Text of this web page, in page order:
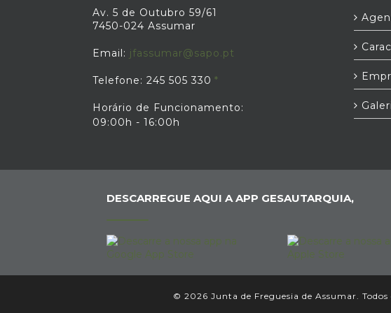
Av. 5 de Outubro 59/61
7450-024 Assumar
Email: jfassumar@sapo.pt
Telefone: 245 505 330
Horário de Funcionamento:
09:00h - 16:00h
DESCARREGUE AQUI A APP GESAUTARQUIA,
© 2026 Junta de Freguesia de Assumar. Todos